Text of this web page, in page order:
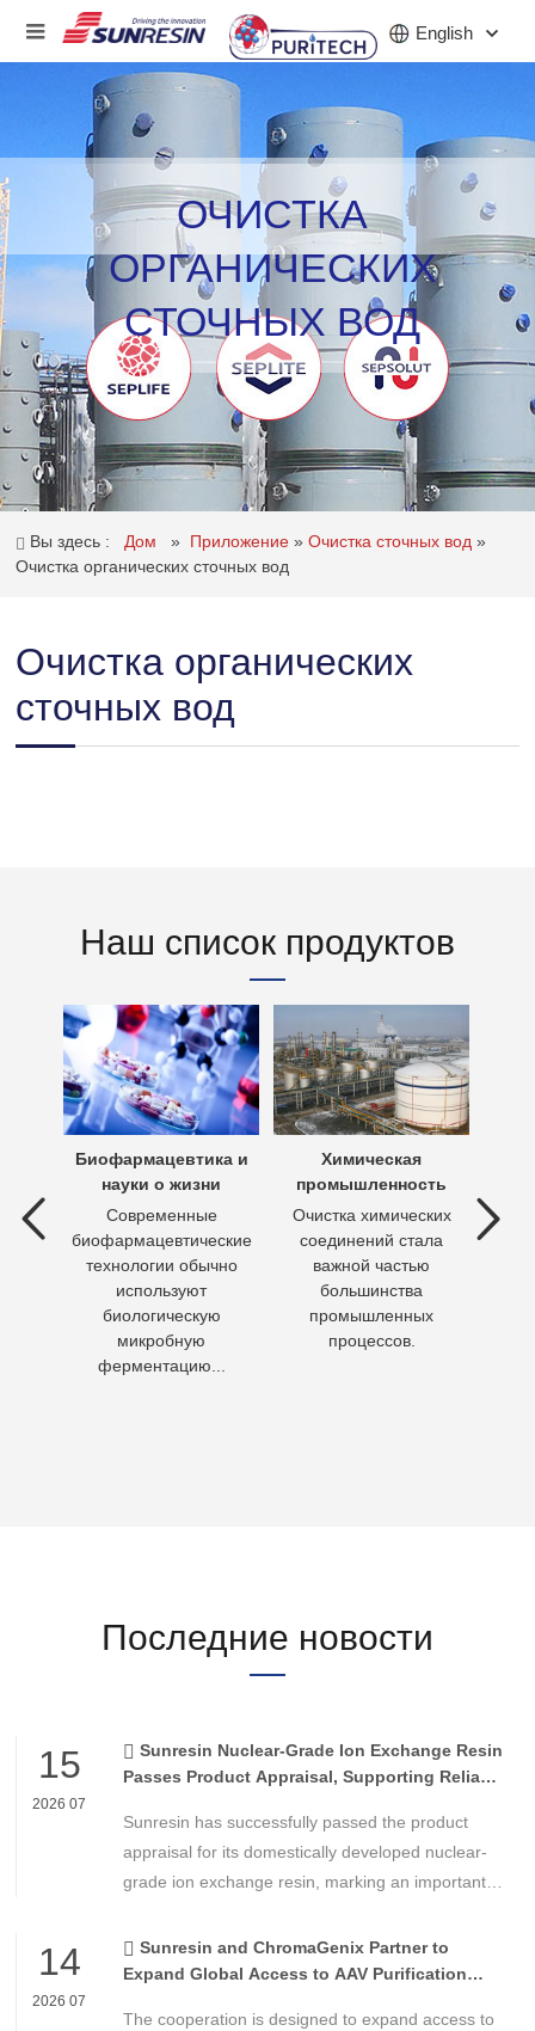
English
КОМПАНИЯ
ПРОДУКТ
ПРИЛОЖЕНИЕ
ИНВЕСТОРЫ
НОВОСТИ
КАРЬЕРА
КОНТАКТ
ОЧИСТКА
ОРГАНИЧЕСКИХ
СТОЧНЫХ ВОД
Вы здесь : Дом » Приложение»Очистка сточных вод»
Очистка органических сточных вод
Очистка органических
сточных вод
Наш список продуктов
Биофармацевтика и
науки о жизни
Современные
биофармацевтические
технологии обычно
используют
биологическую
микробную
ферментацию...
Химическая
промышленность
Очистка химических
соединений стала
важной частью
большинства
промышленных
процессов.
Последние новости
15
2026 07
Sunresin Nuclear-Grade Ion Exchange Resin
Passes Product Appraisal, Supporting Reliable
Sunresin has successfully passed the product
appraisal for its domestically developed nuclear-
grade ion exchange resin, marking an important
chemical materials for nuclear power applications.
14
2026 07
Sunresin and ChromaGenix Partner to
Expand Global Access to AAV Purification
The cooperation is designed to expand access to